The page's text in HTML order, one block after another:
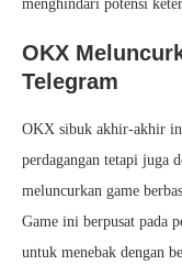
menghindari potensi
OKX
Telegram
OKX sibuk akhir-akhir
perdagangan tetapi juga
meluncurkan game
Game ini berpusat pada
untuk menebak dengan